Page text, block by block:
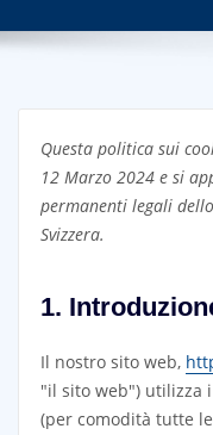
Questa politica sui
12 Marzo 2024 e si
permanenti legali
Svizzera.
1.
Il nostro sito web,
"il sito web") utilizza
(per comodità tutte